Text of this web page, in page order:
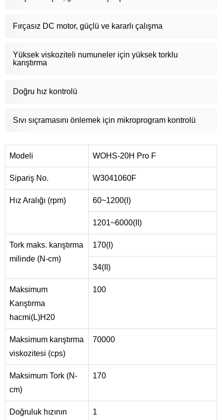
Fırçasız DC motor, güçlü ve kararlı çalışma
Yüksek viskoziteli numuneler için yüksek torklu
karıştırma
Doğru hız kontrolü
Sıvı sıçramasını önlemek için mikroprogram kontrolü
Modeli WOHS-20H Pro F
Sipariş No. W3041060F
Hız Aralığı (rpm) 60~1200(I)
1201~6000(II)
Tork maks. karıştırma
milinde (N-cm)
170(I)
34(II)
Maksimum
Karıştırma
hacmi(L)H20
100
Maksimum karıştırma
viskozitesi (cps)
70000
Maksimum Tork (N-
cm)
170
Doğruluk hızının
1